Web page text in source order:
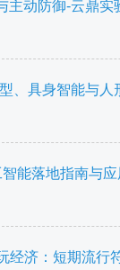
主动防御-云鼎实
、具身智能与人
能落地指南与
经济：短期流行